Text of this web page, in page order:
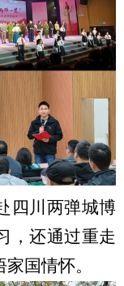
四川两弹城博
，还通过重走
国情怀。